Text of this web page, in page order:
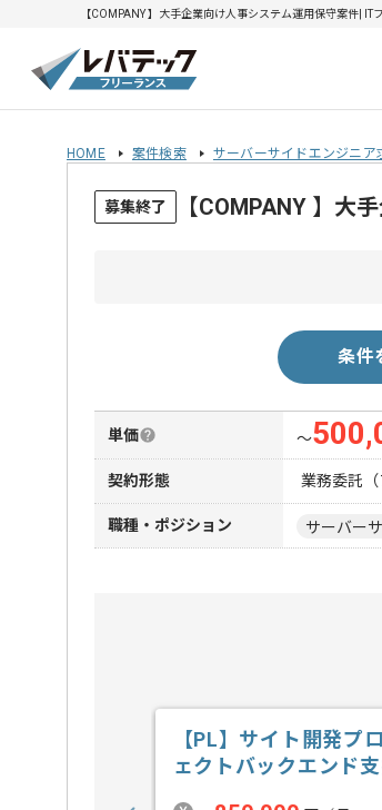
【COMPANY 】大手企業向け人事システム運用保守案件|
HOME 案件検索 サーバーサイドエンジニア
募集終了 【COMPANY 】大
条件
単価 〜
契約形態 業務委託（
職種・ポジション サーバー
【PL】サイト開発プ
ェクトバックエンド支